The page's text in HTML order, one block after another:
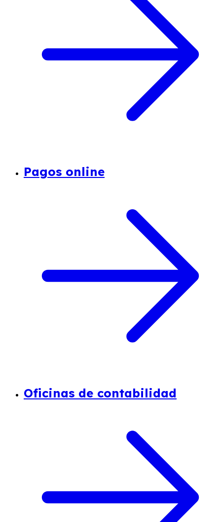
Pagos online
Oficinas de contabilidad